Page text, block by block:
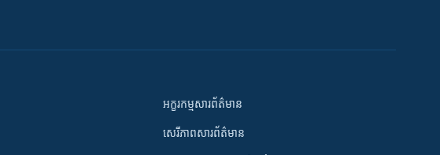
អក្ខរកម្មសារព័ត៌មាន
សេរីភាពសារព័ត៌មាន